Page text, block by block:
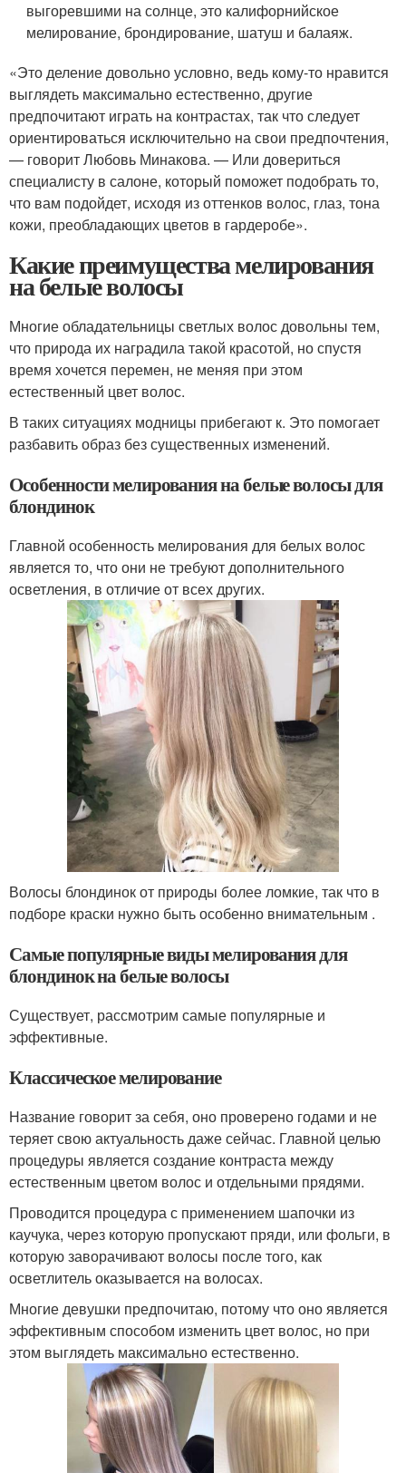
выгоревшими на солнце, это калифорнийское
мелирование, брондирование, шатуш и балаяж.
«Это деление довольно условно, ведь кому-то нравится
выглядеть максимально естественно, другие
предпочитают играть на контрастах, так что следует
ориентироваться исключительно на свои предпочтения,
— говорит Любовь Минакова. — Или довериться
специалисту в салоне, который поможет подобрать то,
что вам подойдет, исходя из оттенков волос, глаз, тона
кожи, преобладающих цветов в гардеробе».
Какие преимущества мелирования
на белые волосы
Многие обладательницы светлых волос довольны тем,
что природа их наградила такой красотой, но спустя
время хочется перемен, не меняя при этом
естественный цвет волос.
В таких ситуациях модницы прибегают к. Это помогает
разбавить образ без существенных изменений.
Особенности мелирования на белые волосы для
блондинок
Главной особенность мелирования для белых волос
является то, что они не требуют дополнительного
осветления, в отличие от всех других.
Волосы блондинок от природы более ломкие, так что в
подборе краски нужно быть особенно внимательным .
Самые популярные виды мелирования для
блондинок на белые волосы
Существует, рассмотрим самые популярные и
эффективные.
Классическое мелирование
Название говорит за себя, оно проверено годами и не
теряет свою актуальность даже сейчас. Главной целью
процедуры является создание контраста между
естественным цветом волос и отдельными прядями.
Проводится процедура с применением шапочки из
каучука, через которую пропускают пряди, или фольги, в
которую заворачивают волосы после того, как
осветлитель оказывается на волосах.
Многие девушки предпочитаю, потому что оно является
эффективным способом изменить цвет волос, но при
этом выглядеть максимально естественно.